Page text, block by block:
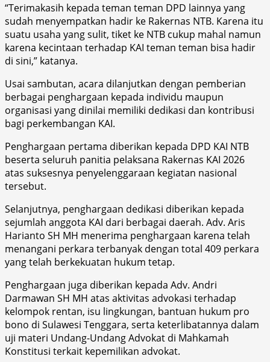
“Terimakasih kepada teman teman DPD lainnya yang
sudah menyempatkan hadir ke Rakernas NTB. Karena itu
suatu usaha yang sulit, tiket ke NTB cukup mahal namun
karena kecintaan terhadap KAI teman teman bisa hadir
di sini,” katanya.
Usai sambutan, acara dilanjutkan dengan pemberian
berbagai penghargaan kepada individu maupun
organisasi yang dinilai memiliki dedikasi dan kontribusi
bagi perkembangan KAI.
Penghargaan pertama diberikan kepada DPD KAI NTB
beserta seluruh panitia pelaksana Rakernas KAI 2026
atas suksesnya penyelenggaraan kegiatan nasional
tersebut.
Selanjutnya, penghargaan dedikasi diberikan kepada
sejumlah anggota KAI dari berbagai daerah. Adv. Aris
Harianto SH MH menerima penghargaan karena telah
menangani perkara terbanyak dengan total 409 perkara
yang telah berkekuatan hukum tetap.
Penghargaan juga diberikan kepada Adv. Andri
Darmawan SH MH atas aktivitas advokasi terhadap
kelompok rentan, isu lingkungan, bantuan hukum pro
bono di Sulawesi Tenggara, serta keterlibatannya dalam
uji materi Undang-Undang Advokat di Mahkamah
Konstitusi terkait kepemilikan advokat.